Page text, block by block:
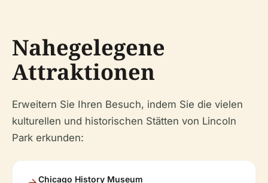
Nahegelegene
Attraktionen
Erweitern Sie Ihren Besuch, indem Sie die vielen
kulturellen und historischen Stätten von Lincoln
Park erkunden:
Chicago History Museum